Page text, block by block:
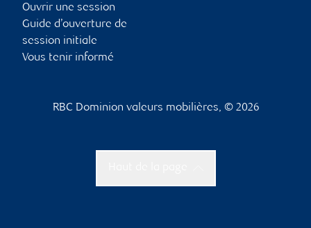
Ouvrir une session
Guide d’ouverture de
session initiale
Vous tenir informé
RBC Dominion valeurs mobilières, © 2026